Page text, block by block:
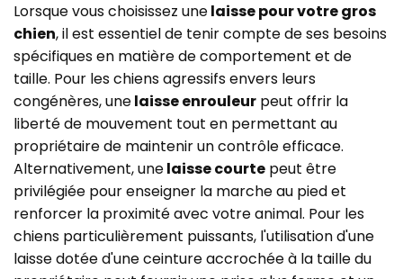
Lorsque vous choisissez unelaisse pour votre gros
chien, il est essentiel de tenir compte de ses besoins
spécifiques en matière de comportement et de
taille. Pour les chiens agressifs envers leurs
congénères, unelaisse enrouleur peut offrir la
liberté de mouvement tout en permettant au
propriétaire de maintenir un contrôle efficace.
Alternativement, unelaisse courte peut être
privilégiée pour enseigner la marche au pied et
renforcer la proximité avec votre animal. Pour les
chiens particulièrement puissants, l'utilisation d'une
laisse dotée d'une ceinture accrochée à la taille du